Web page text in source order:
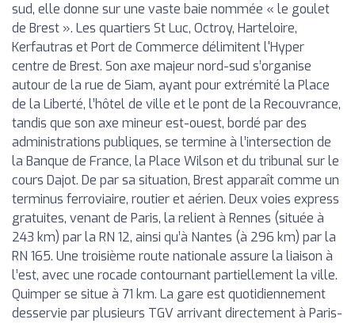
sud, elle donne sur une vaste baie nommée « le goulet
de Brest ». Les quartiers St Luc, Octroy, Harteloire,
Kerfautras et Port de Commerce délimitent l'Hyper
centre de Brest. Son axe majeur nord-sud s’organise
autour de la rue de Siam, ayant pour extrémité la Place
de la Liberté, l’hôtel de ville et le pont de la Recouvrance,
tandis que son axe mineur est-ouest, bordé par des
administrations publiques, se termine à l’intersection de
la Banque de France, la Place Wilson et du tribunal sur le
cours Dajot. De par sa situation, Brest apparaît comme un
terminus ferroviaire, routier et aérien. Deux voies express
gratuites, venant de Paris, la relient à Rennes (située à
243 km) par la RN 12, ainsi qu’à Nantes (à 296 km) par la
RN 165. Une troisième route nationale assure la liaison à
l’est, avec une rocade contournant partiellement la ville.
Quimper se situe à 71 km. La gare est quotidiennement
desservie par plusieurs TGV arrivant directement à Paris-